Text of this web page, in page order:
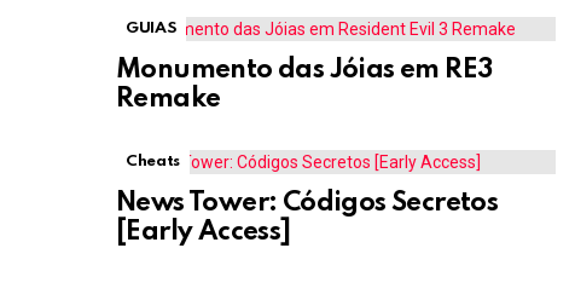
GUIAS
Monumento das Jóias em RE3
Remake
Cheats
News Tower: Códigos Secretos
[Early Access]